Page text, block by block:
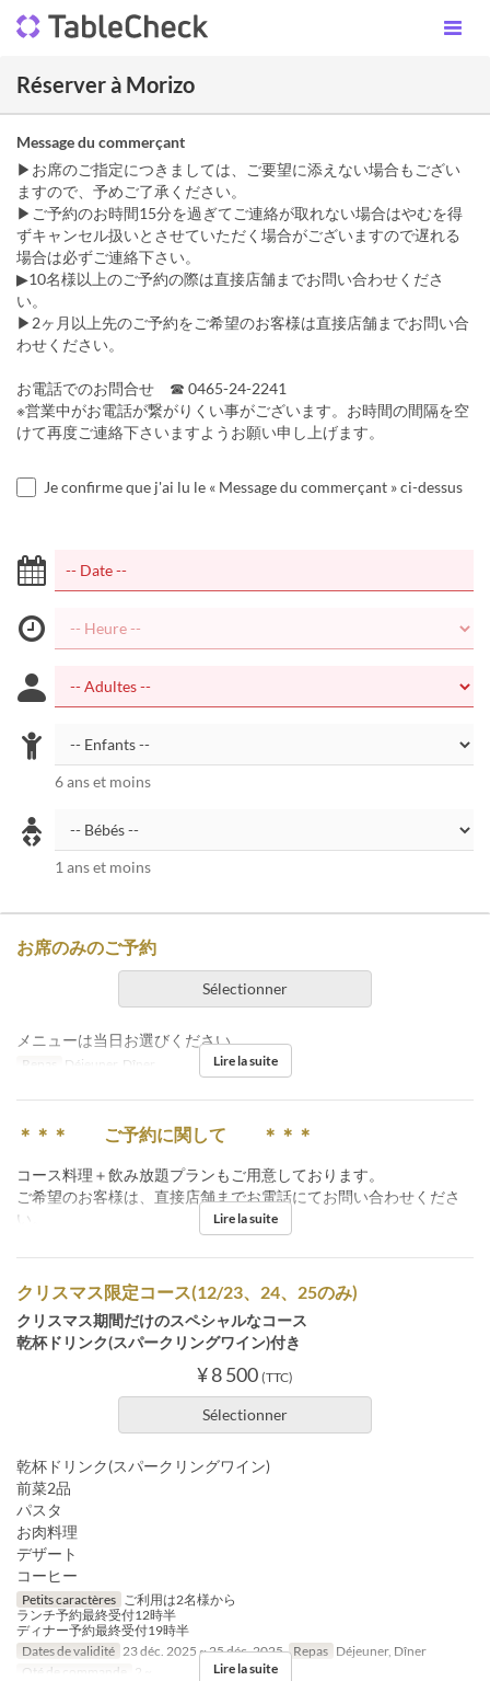
Réserver à Morizo
Message du commerçant
▶お席のご指定につきましては、ご要望に添えない場合もござい
ますので、予めご了承ください。
▶ご予約のお時間15分を過ぎてご連絡が取れない場合はやむを得
ずキャンセル扱いとさせていただく場合がございますので遅れる
場合は必ずご連絡下さい。
▶10名様以上のご予約の際は直接店舗までお問い合わせくださ
い。
▶2ヶ月以上先のご予約をご希望のお客様は直接店舗までお問い合
わせください。
お電話でのお問合せ ☎ 0465-24-2241
※営業中がお電話が繋がりくい事がございます。お時間の間隔を空
けて再度ご連絡下さいますようお願い申し上げます。
Je confirme que j'ai lu le « Message du commerçant » ci-dessus
6 ans et moins
1 ans et moins
お席のみのご予約
Sélectionner
メニューは当日お選びください。
Repas Déjeuner, Dîner Lire la suite
＊＊＊ ご予約に関して ＊＊＊
コース料理＋飲み放題プランもご用意しております。
ご希望のお客様は、直接店舗までお電話にてお問い合わせくださ
い。
Lire la suite
クリスマス限定コース(12/23、24、25のみ)
クリスマス期間だけのスペシャルなコース
乾杯ドリンク(スパークリングワイン)付き
¥ 8 500 (TTC)
Sélectionner
乾杯ドリンク(スパークリングワイン)
前菜2品
パスタ
お肉料理
デザート
コーヒー
Petits caractères ご利用は2名様から
ランチ予約最終受付12時半
ディナー予約最終受付19時半
Dates de validité 23 déc. 2025 ~ 25 déc. 2025 Repas Déjeuner, Dîner
Qté de commande
2 ~ Lire la suite